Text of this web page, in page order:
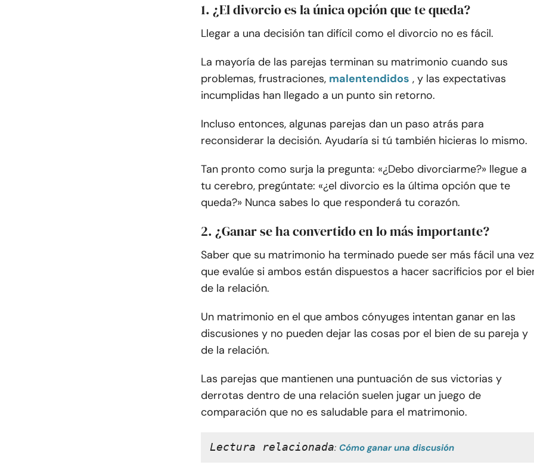
1. ¿El divorcio es la única opción que te queda?
Llegar a una decisión tan difícil como el divorcio no es fácil.
La mayoría de las parejas terminan su matrimonio cuando sus
problemas, frustraciones, malentendidos , y las expectativas
incumplidas han llegado a un punto sin retorno.
Incluso entonces, algunas parejas dan un paso atrás para
reconsiderar la decisión. Ayudaría si tú también hicieras lo mismo.
Tan pronto como surja la pregunta: «¿Debo divorciarme?» llegue a
tu cerebro, pregúntate: «¿el divorcio es la última opción que te
queda?» Nunca sabes lo que responderá tu corazón.
2. ¿Ganar se ha convertido en lo más importante?
Saber que su matrimonio ha terminado puede ser más fácil una vez
que evalúe si ambos están dispuestos a hacer sacrificios por el
de la relación.
Un matrimonio en el que ambos cónyuges intentan ganar en las
discusiones y no pueden dejar las cosas por el bien de su pareja y
de la relación.
Las parejas que mantienen una puntuación de sus victorias y
derrotas dentro de una relación suelen jugar un juego de
comparación que no es saludable para el matrimonio.
Lectura relacionada: Cómo ganar una discusión